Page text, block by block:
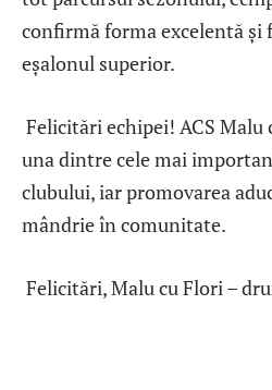
confirmă forma excelentă și
eșalonul superior.
Felicitări echipei! ACS Malu
una dintre cele mai
clubului, iar promovarea
mândrie în comunitate.
Felicitări, Malu cu Flori –